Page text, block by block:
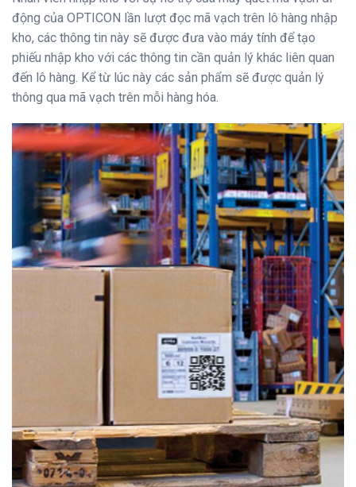
động của OPTICON lần lượt đọc mã vạch trên lô hàng nhập
kho, các thông tin này sẽ được đưa vào máy tính để tạo
phiếu nhập kho với các thông tin cần quản lý khác liên quan
đến lô hàng. Kể từ lúc này các sản phẩm sẽ được quản lý
thông qua mã vạch trên mỗi hàng hóa.